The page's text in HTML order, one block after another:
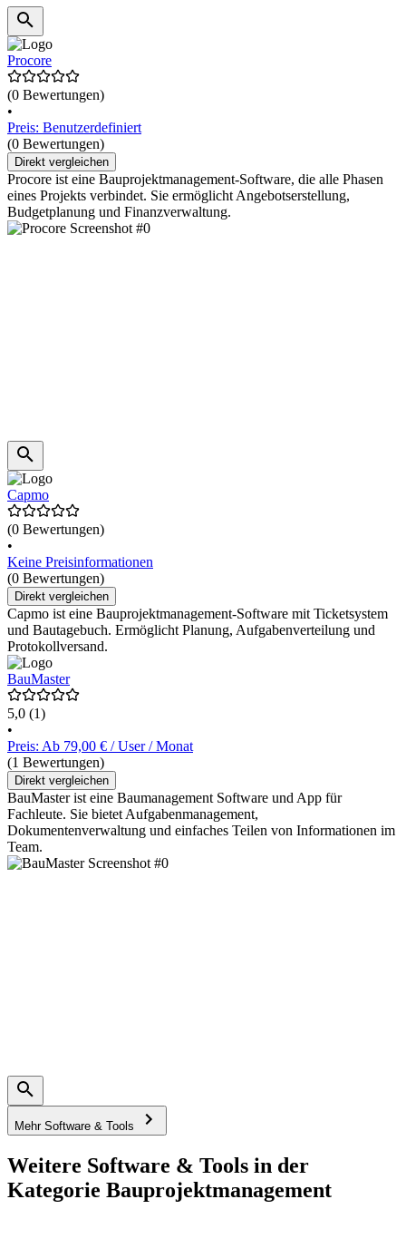
Procore
(0 Bewertungen)
•
Preis: Benutzerdefiniert
(0 Bewertungen)
Direkt vergleichen
Procore ist eine Bauprojektmanagement-Software, die alle Phasen
eines Projekts verbindet. Sie ermöglicht Angebotserstellung,
Budgetplanung und Finanzverwaltung.
Capmo
(0 Bewertungen)
•
Keine Preisinformationen
(0 Bewertungen)
Direkt vergleichen
Capmo ist eine Bauprojektmanagement-Software mit Ticketsystem
und Bautagebuch. Ermöglicht Planung, Aufgabenverteilung und
Protokollversand.
BauMaster
5,0 (1)
•
Preis: Ab 79,00 € / User / Monat
(1 Bewertungen)
Direkt vergleichen
BauMaster ist eine Baumanagement Software und App für
Fachleute. Sie bietet Aufgabenmanagement,
Dokumentenverwaltung und einfaches Teilen von Informationen im
Team.
Mehr Software & Tools
Weitere Software & Tools in der
Kategorie Bauprojektmanagement